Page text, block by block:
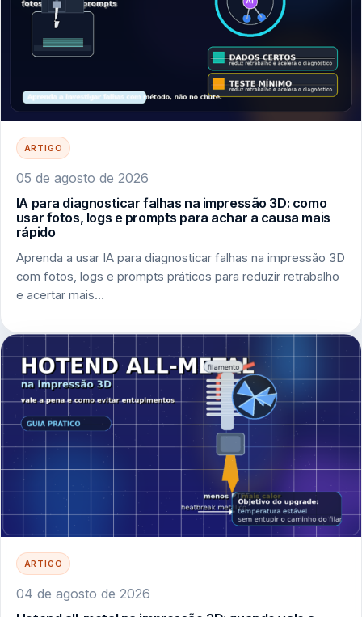
ARTIGO
05 de agosto de 2026
IA para diagnosticar falhas na impressão 3D: como
usar fotos, logs e prompts para achar a causa mais
rápido
Aprenda a usar IA para diagnosticar falhas na impressão 3D
com fotos, logs e prompts práticos para reduzir retrabalho
e acertar mais…
ARTIGO
04 de agosto de 2026